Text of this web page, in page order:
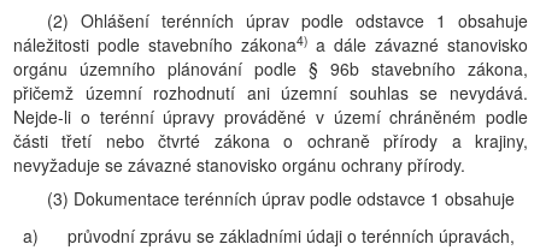
(2) Ohlášení terénních úprav podle odstavce 1 obsahuje
náležitosti podle stavebního zákona4) a dále závazné stanovisko
orgánu územního plánování podle § 96b stavebního zákona,
přičemž územní rozhodnutí ani územní souhlas se nevydává.
Nejde-li o terénní úpravy prováděné v území chráněném podle
části třetí nebo čtvrté zákona o ochraně přírody a krajiny,
nevyžaduje se závazné stanovisko orgánu ochrany přírody.
(3) Dokumentace terénních úprav podle odstavce 1 obsahuje
a)
průvodní zprávu se základními údaji o terénních úpravách,